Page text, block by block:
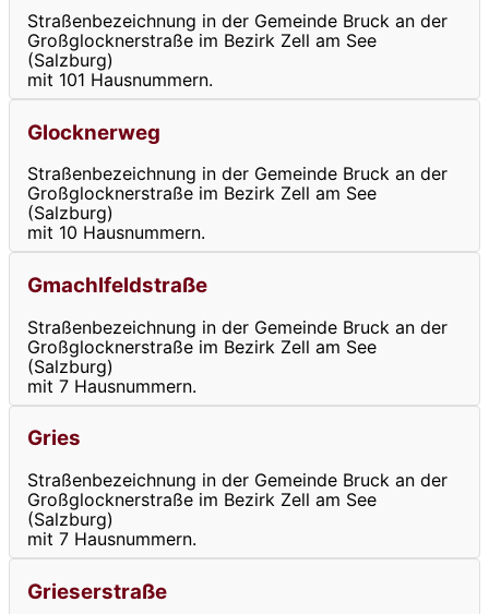
Straßenbezeichnung in der Gemeinde Bruck an der
Großglocknerstraße im Bezirk Zell am See
(Salzburg)
mit 101 Hausnummern.
Glocknerweg
Straßenbezeichnung in der Gemeinde Bruck an der
Großglocknerstraße im Bezirk Zell am See
(Salzburg)
mit 10 Hausnummern.
Gmachlfeldstraße
Straßenbezeichnung in der Gemeinde Bruck an der
Großglocknerstraße im Bezirk Zell am See
(Salzburg)
mit 7 Hausnummern.
Gries
Straßenbezeichnung in der Gemeinde Bruck an der
Großglocknerstraße im Bezirk Zell am See
(Salzburg)
mit 7 Hausnummern.
Grieserstraße